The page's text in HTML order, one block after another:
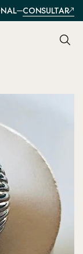
CONSULTAR